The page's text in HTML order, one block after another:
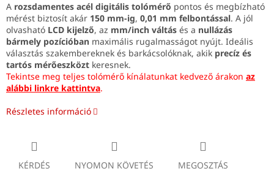
A rozsdamentes acél digitális tolómérő pontos és megbízható
mérést biztosít akár 150 mm-ig, 0,01 mm felbontással. A jól
olvasható LCD kijelző, az mm/inch váltás és a nullázás
bármely pozícióban maximális rugalmasságot nyújt. Ideális
választás szakembereknek és barkácsolóknak, akik precíz és
tartós mérőeszközt keresnek.
Tekintse meg teljes tolómérő kínálatunkat kedvező árakon az
alábbi linkre kattintva.
Részletes információ
KÉRDÉS NYOMON KÖVETÉS MEGOSZTÁS